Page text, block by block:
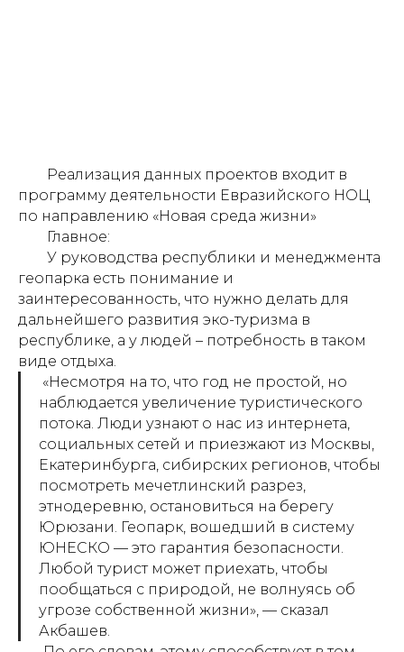
Реализация данных проектов входит в
программу деятельности Евразийского НОЦ
по направлению «Новая среда жизни»
Главное:
У руководства республики и менеджмента
геопарка есть понимание и
заинтересованность, что нужно делать для
дальнейшего развития эко-туризма в
республике, а у людей – потребность в таком
виде отдыха.
«Несмотря на то, что год не простой, но
наблюдается увеличение туристического
потока. Люди узнают о нас из интернета,
социальных сетей и приезжают из Москвы,
Екатеринбурга, сибирских регионов, чтобы
посмотреть мечетлинский разрез,
этнодеревню, остановиться на берегу
Юрюзани. Геопарк, вошедший в систему
ЮНЕСКО — это гарантия безопасности.
Любой турист может приехать, чтобы
пообщаться с природой, не волнуясь об
угрозе собственной жизни», — сказал
Акбашев.